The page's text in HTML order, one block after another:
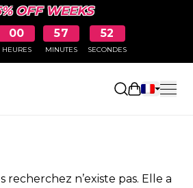
OFF WEEKS
00
HEURES
57
MINUTES
52
SECONDES
Ouvrir le
TROUVÉE
recherchez n’existe pas. Elle a